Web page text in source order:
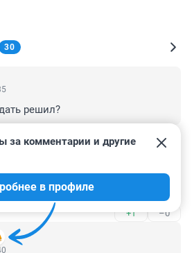
30
решил?
–0
уметь посуду мыть
+1 –0
за комментарии и другие
в профиле